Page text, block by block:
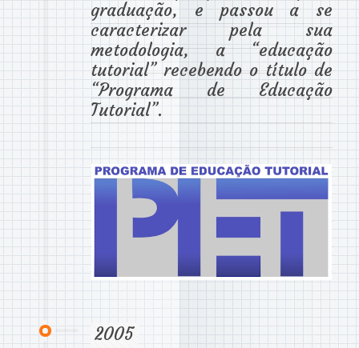
graduação, e passou a se
caracterizar pela sua
metodologia, a “educação
tutorial” recebendo o título de
“Programa de Educação
Tutorial”.
2005